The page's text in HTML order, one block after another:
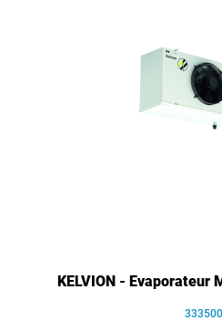
KELVION - Evaporateur
333500